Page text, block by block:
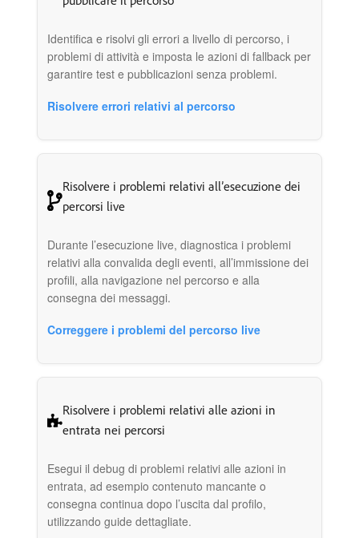
Identifica e risolvi gli errori a livello di percorso, i
problemi di attività e imposta le azioni di fallback per
garantire test e pubblicazioni senza problemi.
Risolvere errori relativi al percorso
Risolvere i problemi relativi all’esecuzione dei
percorsi live
Durante l’esecuzione live, diagnostica i problemi
relativi alla convalida degli eventi, all’immissione dei
profili, alla navigazione nel percorso e alla
consegna dei messaggi.
Correggere i problemi del percorso live
Risolvere i problemi relativi alle azioni in
entrata nei percorsi
Esegui il debug di problemi relativi alle azioni in
entrata, ad esempio contenuto mancante o
consegna continua dopo l’uscita dal profilo,
utilizzando guide dettagliate.